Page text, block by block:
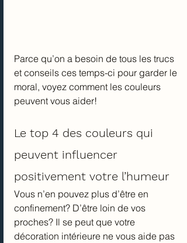
Parce qu’on a besoin de tous les trucs
et conseils ces temps-ci pour garder le
moral, voyez comment les couleurs
peuvent vous aider!
Le top 4 des couleurs qui
peuvent influencer
positivement votre l’humeur
Vous n’en pouvez plus d’être en
confinement? D’être loin de vos
proches? Il se peut que votre
décoration intérieure ne vous aide pas